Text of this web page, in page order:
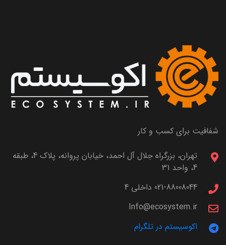
شفافیت برای کسب و کار
تهران، بزرگراه جلال آل احمد، خیابان پروانه، پلاک 4، طبقه
4، واحد 31
021-88008044 داخلی 4
Info@ecosystem.ir
اکوسیستم در تلگرام